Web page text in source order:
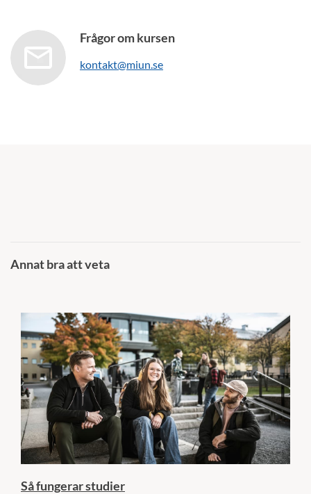
Frågor om kursen
kontakt@miun.se
Annat bra att veta
Så fungerar studier